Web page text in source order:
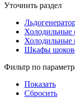
Уточнить раздел
Холодильные
Шкафы
Фильтр по
Показать
Сбросить